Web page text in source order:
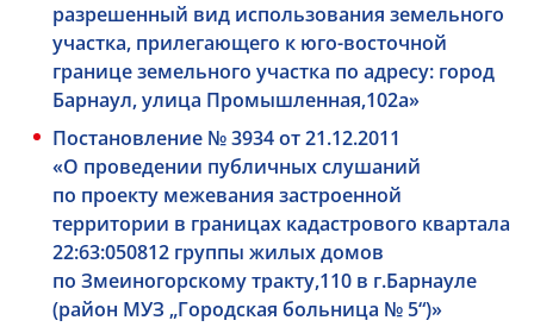
разрешенный вид использования земельного
участка, прилегающего к юго-восточной
границе земельного участка по адресу: город
Барнаул, улица Промышленная,102а»
Постановление № 3934 от 21.12.2011
«О проведении публичных слушаний
по проекту межевания застроенной
территории в границах кадастрового квартала
22:63:050812 группы жилых домов
по Змеиногорскому тракту,110 в г.Барнауле
(район МУЗ „Городская больница № 5“)»